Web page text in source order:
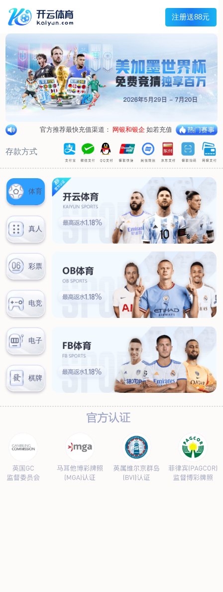
首页
关于我们
荣誉资质
合作伙伴
产品中心
烤箱纸
蜡纸
防油纸
糖果包装纸
汉堡包装纸
包肉纸
吸油纸
新闻展示
公司新闻
行业资讯
联系我们
联系方式
客户留言
扫码咨询